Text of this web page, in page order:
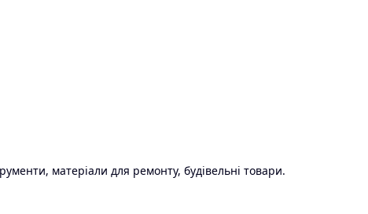
матеріали для ремонту, будівельні товари.